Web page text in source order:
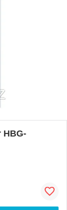
HBG-